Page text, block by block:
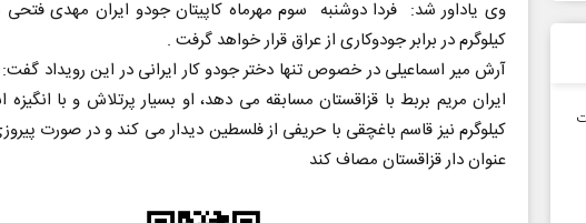
کیلوگرم در برابر جودو‌کاری از عراق قرار خواهد گرفت .
آرش میر اسماعیلی در خصوص تنها دختر جودو کار ایرانی در این رویداد گفت:
کیلوگرم نیز قاسم باغچقی با حریفی از فلسطین دیدار می کند و در صورت
عنوان دار قزاقستان مصاف کند